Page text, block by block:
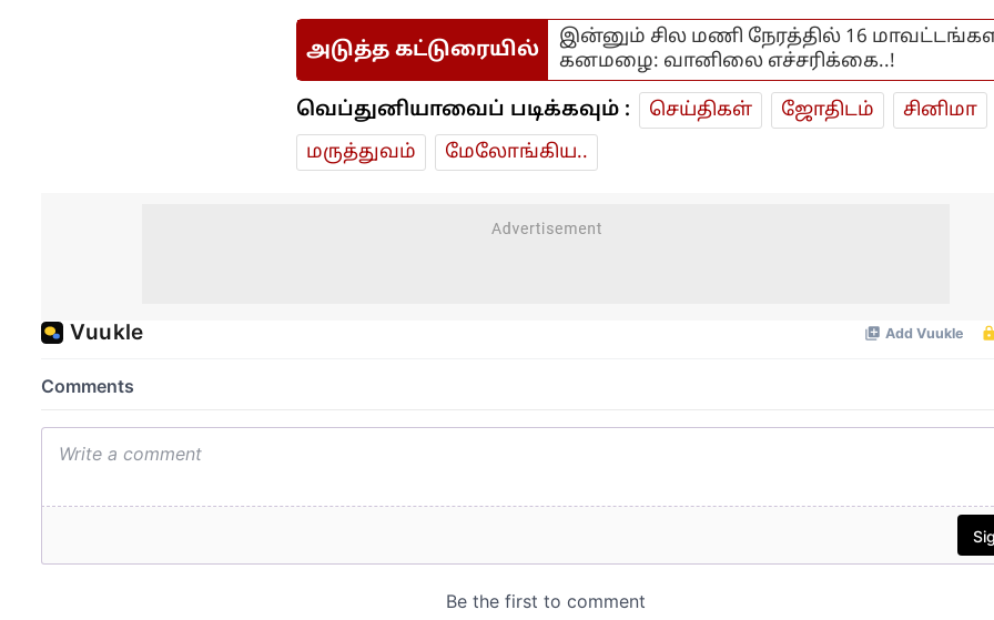
அடுத்த கட்டுரையில்
இன்னும் சில மணி நேரத்தில் 16
கனமழை: வானிலை எச்சரிக்கை..!
வெப்துனியாவைப் படிக்கவும் : செய்திகள் ஜோ‌திட‌ம்
சினிமா
மரு‌த்துவ‌ம்
மேலோங்கிய..